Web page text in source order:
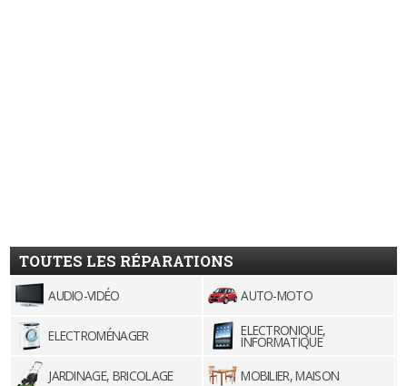
TOUTES LES RÉPARATIONS
AUDIO-VIDÉO AUTO-MOTO
ELECTROMÉNAGER ELECTRONIQUE,
INFORMATIQUE
JARDINAGE, BRICOLAGE
MOBILIER, MAISON